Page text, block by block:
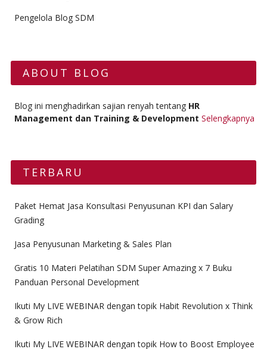
Pengelola Blog SDM
ABOUT BLOG
Blog ini menghadirkan sajian renyah tentang HR
Management dan Training & Development Selengkapnya
TERBARU
Paket Hemat Jasa Konsultasi Penyusunan KPI dan Salary
Grading
Jasa Penyusunan Marketing & Sales Plan
Gratis 10 Materi Pelatihan SDM Super Amazing x 7 Buku
Panduan Personal Development
Ikuti My LIVE WEBINAR dengan topik Habit Revolution x Think
& Grow Rich
Ikuti My LIVE WEBINAR dengan topik How to Boost Employee